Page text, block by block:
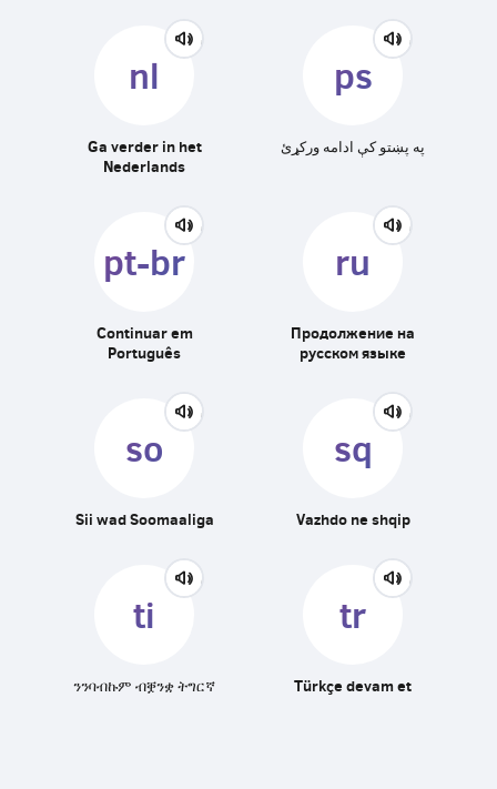
nl
Ga verder in het
Nederlands
ps
په پښتو کې ادامه ورکړئ
pt-br
Continuar em
Português
ru
Продолжение на
русском языке
so
Sii wad Soomaaliga
sq
Vazhdo ne shqip
ti
ንንባብኩም ብቛንቋ ትግርኛ
tr
Türkçe devam et